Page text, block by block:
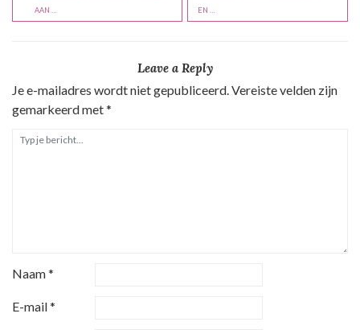
h
t
n
t
i
AAN … EN …
Leave a Reply
Je e-mailadres wordt niet gepubliceerd. Vereiste velden zijn
gemarkeerd met*
Naam*
E-mail*